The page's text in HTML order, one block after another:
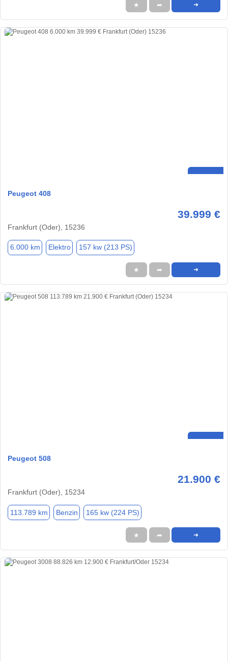
★ ➦ ➜
Peugeot 408
39.999 €
Frankfurt (Oder), 15236
6.000 km Elektro 157 kw (213 PS)
★ ➦ ➜
Peugeot 508
21.900 €
Frankfurt (Oder), 15234
113.789 km Benzin 165 kw (224 PS)
★ ➦ ➜